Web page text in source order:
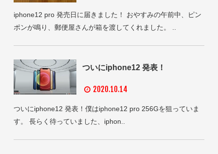
iphone12 pro 発売日に届きました！ おやすみの午前中、ピン
ポンが鳴り、郵便屋さんが箱を渡してくれました。 ..
ついにiphone12 発表！
2020.10.14
ついにiphone12 発表！僕はiphone12 pro 256Gを狙っていま
す。 長らく待っていました、iphon..